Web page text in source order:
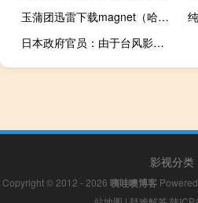
玉蒲团迅雷下载magnet（哈利波特与魔法石迅雷下载magnet）
日本政府官员：由于台风影响8月份汽车生产减少丰田工厂暂停生产
影视分类
Copyright © 2012 - 2026 咦哇噢博客